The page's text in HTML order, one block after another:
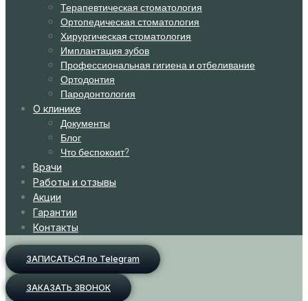
Терапевтическая стоматология
Ортопедическая стоматология
Хирургическая стоматология
Имплантация зубов
Профессиональная гигиена и отбеливание
Ортодонтия
Пародонтология
О клинике
Документы
Блог
Что беспокоит?
Врачи
Работы и отзывы
Акции
Гарантии
Контакты
ЗАПИСАТЬСЯ по Telegram
ЗАКАЗАТЬ ЗВОНОК